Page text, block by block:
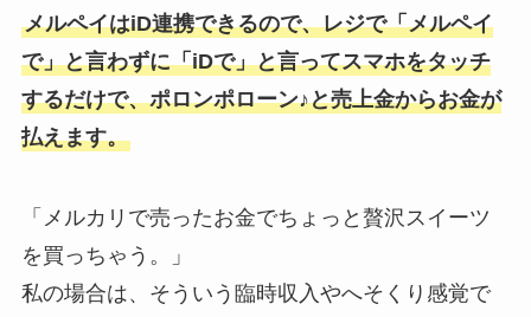
メルペイはiD連携できるので、レジで「メルペイ
で」と言わずに「iDで」と言ってスマホをタッチ
するだけで、ポロンポローン♪と売上金からお金が
払えます。
「メルカリで売ったお金でちょっと贅沢スイーツ
を買っちゃう。」
私の場合は、そういう臨時収入やへそくり感覚で